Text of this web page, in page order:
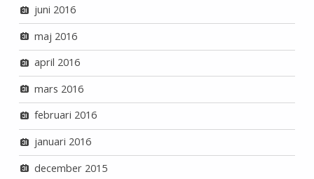
juni 2016
maj 2016
april 2016
mars 2016
februari 2016
januari 2016
december 2015